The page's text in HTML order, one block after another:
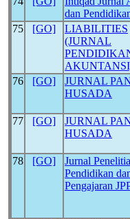
dan
75
[GO]
LIABILITIES
(JURNAL
76 [GO]
JURNAL
HUSADA
77 [GO]
JURNAL
HUSADA
78 [GO]
Jurnal
Pendidikan
Pengajaran